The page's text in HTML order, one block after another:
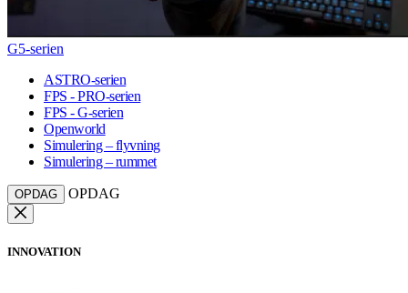
G5-serien
ASTRO-serien
FPS - PRO-serien
FPS - G-serien
Openworld
Simulering – flyvning
Simulering – rummet
OPDAG OPDAG
INNOVATION